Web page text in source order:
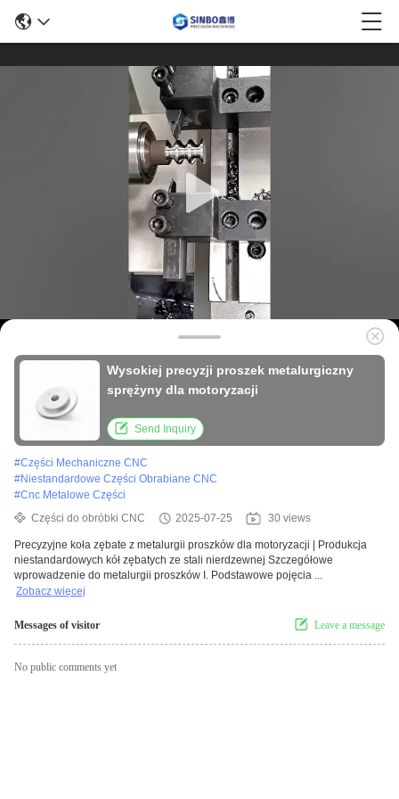
Wysokiej precyzji proszek metalurgiczny
sprężyny dla motoryzacji
Send Inquiry
#Części Mechaniczne CNC
#Niestandardowe Części Obrabiane CNC
#Cnc Metalowe Części
Części do obróbki CNC
2025-07-25 30 views
Precyzyjne koła zębate z metalurgii proszków dla motoryzacji | Produkcja
niestandardowych kół zębatych ze stali nierdzewnej Szczegółowe
wprowadzenie do metalurgii proszków I. Podstawowe pojęcia ...
Zobacz więcej
Messages of visitor Leave a message
No public comments yet